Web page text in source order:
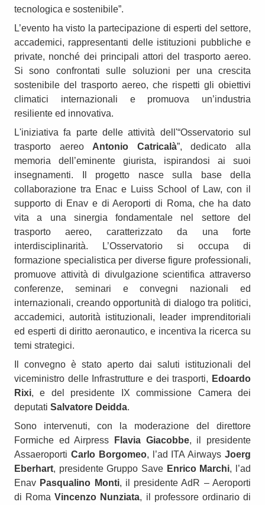
tecnologica e sostenibile”.
L’evento ha visto la partecipazione di esperti del settore,
accademici, rappresentanti delle istituzioni pubbliche e
private, nonché dei principali attori del trasporto aereo.
Si sono confrontati sulle soluzioni per una crescita
sostenibile del trasporto aereo, che rispetti gli obiettivi
climatici internazionali e promuova un’industria
resiliente ed innovativa.
L'iniziativa fa parte delle attività dell'“Osservatorio sul
trasporto aereo Antonio Catricalà”, dedicato alla
memoria dell’eminente giurista, ispirandosi ai suoi
insegnamenti. Il progetto nasce sulla base della
collaborazione tra Enac e Luiss School of Law, con il
supporto di Enav e di Aeroporti di Roma, che ha dato
vita a una sinergia fondamentale nel settore del
trasporto aereo, caratterizzato da una forte
interdisciplinarità. L’Osservatorio si occupa di
formazione specialistica per diverse figure professionali,
promuove attività di divulgazione scientifica attraverso
conferenze, seminari e convegni nazionali ed
internazionali, creando opportunità di dialogo tra politici,
accademici, autorità istituzionali, leader imprenditoriali
ed esperti di diritto aeronautico, e incentiva la ricerca su
temi strategici.
Il convegno è stato aperto dai saluti istituzionali del
viceministro delle Infrastrutture e dei trasporti, Edoardo
Rixi, e del presidente IX commissione Camera dei
deputati Salvatore Deidda.
Sono intervenuti, con la moderazione del direttore
Formiche ed Airpress
Flavia Giacobbe, il presidente
Assaeroporti Carlo Borgomeo, l’ad ITA AirwaysJoerg
Eberhart, presidente Gruppo Save Enrico Marchi, l’ad
Enav Pasqualino Monti, il presidente AdR – Aeroporti
di Roma Vincenzo Nunziata, il professore ordinario di